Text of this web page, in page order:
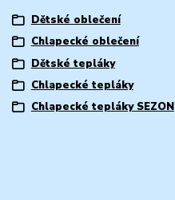
Dětské oblečení
Chlapecké oblečení
Dětské tepláky
Chlapecké tepláky
Chlapecké tepláky SEZON